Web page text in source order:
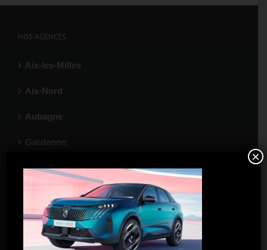
NOS AGENCES
Aix-les-Milles
Aix-Nord
Aubagne
Gardanne
La Ciotat
Port-de-Bouc
Salon-de-Provence
×